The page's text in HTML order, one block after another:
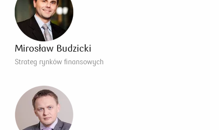
Mirosław Budzicki
Strateg rynków finansowych